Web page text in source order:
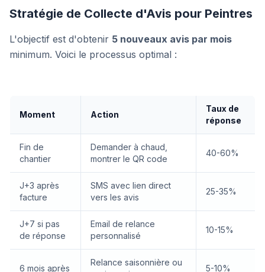
Stratégie de Collecte d'Avis pour Peintres
L'objectif est d'obtenir 5 nouveaux avis par mois
minimum. Voici le processus optimal :
Moment Action
Taux de
réponse
Fin de
chantier
Demander à chaud,
montrer le QR code
40-60%
J+3 après
facture
SMS avec lien direct
vers les avis
25-35%
J+7 si pas
de réponse
Email de relance
personnalisé
10-15%
6 mois après
Relance saisonnière ou
5-10%